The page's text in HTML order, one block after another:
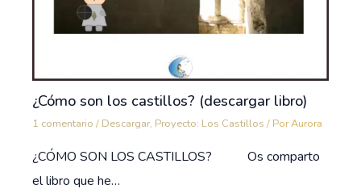
¿Cómo son los castillos? (descargar libro)
1 comentario / Descargar, Proyecto: Los Castillos / PorAurora
¿CÓMO SON LOS CASTILLOS? Os comparto
el libro que he…